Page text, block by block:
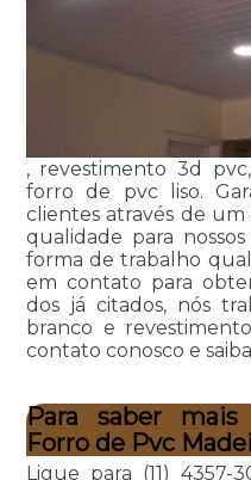
, revestimento 3d
forro de pvc liso.
clientes através de
qualidade para
forma de trabalho
em contato para
dos já citados, nós
branco e
contato conosco e
Para saber
Forro de Pvc
Ligue para (11) 4357-